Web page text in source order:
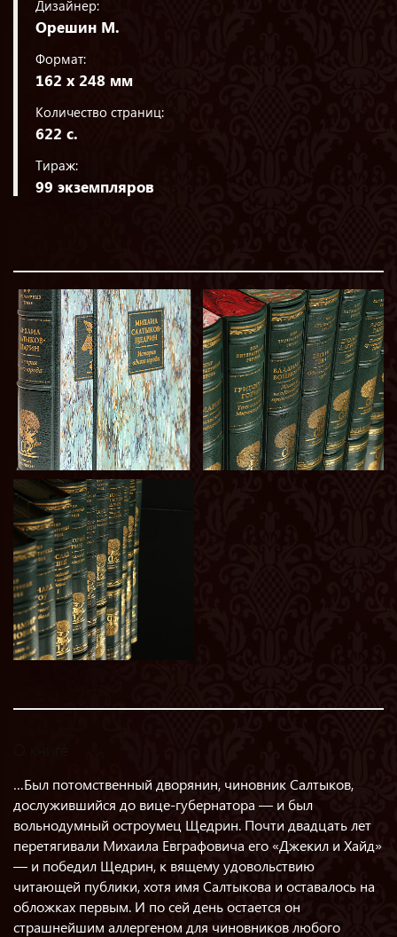
Дизайнер:
Орешин М.
Формат:
162 х 248 мм
Количество страниц:
622 с.
Тираж:
99 экземпляров
…Был потомственный дворянин, чиновник Салтыков,
дослужившийся до вице-губернатора — и был
вольнодумный остроумец Щедрин. Почти двадцать лет
перетягивали Михаила Евграфовича его «Джекил и Хайд»
— и победил Щедрин, к вящему удовольствию
читающей публики, хотя имя Салтыкова и оставалось на
обложках первым. И по сей день остается он
страшнейшим аллергеном для чиновников любого